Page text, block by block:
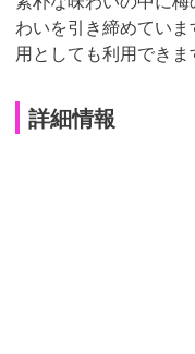
わいを引き締めてい
用としても利用できま
詳細情報